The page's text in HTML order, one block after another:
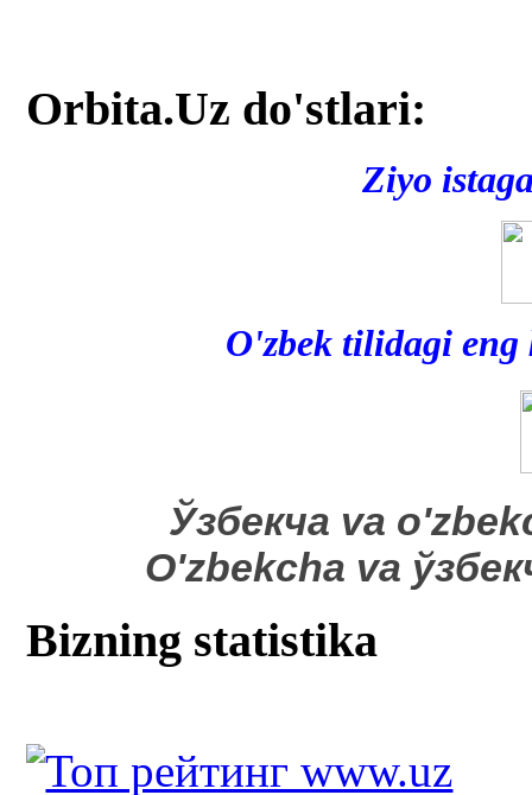
Orbita.Uz do'stlari:
Ziyo
O'zbek tilidagi
​Ўзбекча va
O'zbekcha va
Bizning statistika